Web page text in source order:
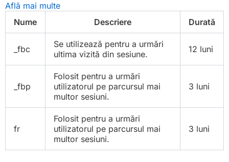
Află mai multe
Nume
Descriere Durată
_fbc
Se utilizează pentru a urmări
ultima vizită din sesiune.
12 luni
_fbp
Folosit pentru a urmări
utilizatorul pe parcursul mai
multor sesiuni.
3 luni
fr
Folosit pentru a urmări
utilizatorul pe parcursul mai
multor sesiuni.
3 luni